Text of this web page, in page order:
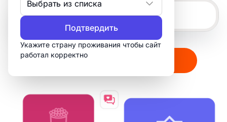
Выбрать из списка
Подтвердить
Укажите страну проживания чтобы сайт
работал корректно
Создать мой логотип